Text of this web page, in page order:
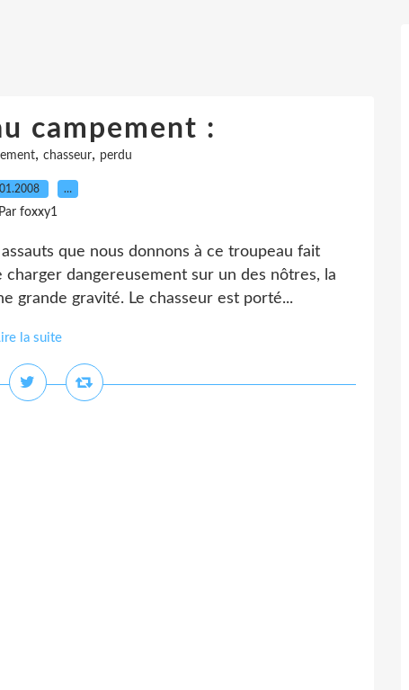
campement :
, chasseur, perdu
…
Par foxxy1
que nous donnons à ce troupeau fait
dangereusement sur un des nôtres, la
grande gravité. Le chasseur est porté...
la suite